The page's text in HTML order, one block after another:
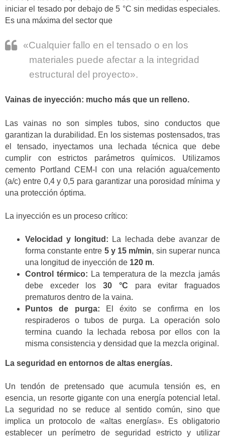
iniciar el tesado por debajo de 5 °C sin medidas especiales.
Es una máxima del sector que
«Cualquier fallo en el tensado o en los
materiales puede afectar a la integridad
estructural del proyecto».
Vainas de inyección: mucho más que un relleno.
Las vainas no son simples tubos, sino conductos que
garantizan la durabilidad. En los sistemas postensados, tras
el tensado, inyectamos una lechada técnica que debe
cumplir con estrictos parámetros químicos. Utilizamos
cemento Portland CEM-I con una relación agua/cemento
(a/c) entre 0,4 y 0,5 para garantizar una porosidad mínima y
una protección óptima.
La inyección es un proceso crítico:
Velocidad y longitud: La lechada debe avanzar de
forma constante entre 5 y 15 m/min, sin superar nunca
una longitud de inyección de 120 m.
Control térmico: La temperatura de la mezcla jamás
debe exceder los30 °C para evitar fraguados
prematuros dentro de la vaina.
Puntos de purga: El éxito se confirma en los
respiraderos o tubos de purga. La operación solo
termina cuando la lechada rebosa por ellos con la
misma consistencia y densidad que la mezcla original.
La seguridad en entornos de altas energías.
Un tendón de pretensado que acumula tensión es, en
esencia, un resorte gigante con una energía potencial letal.
La seguridad no se reduce al sentido común, sino que
implica un protocolo de «altas energías». Es obligatorio
establecer un perímetro de seguridad estricto y utilizar